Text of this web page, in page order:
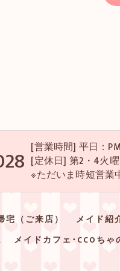
[営業時間] 平日：
[定休日] 第2・4火
※ただいま時短営業
宅（ご来店） メイド紹
メイドカフェ･CCOちゃ